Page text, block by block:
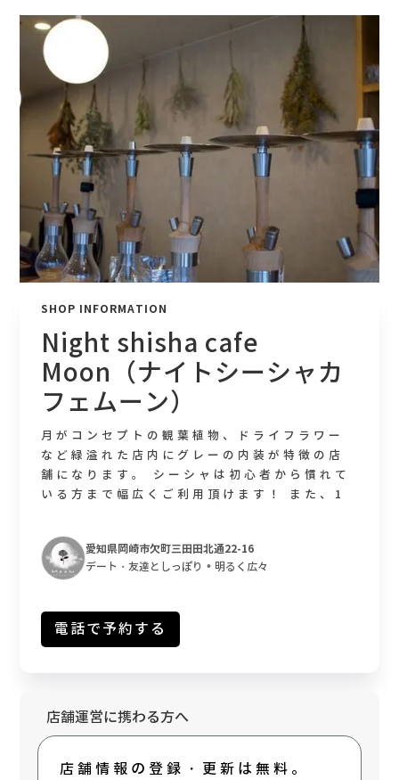
SHOP INFORMATION
Night shisha cafe
Moon（ナイトシーシャカ
フェムーン）
月がコンセプトの観葉植物、ドライフラワー
など緑溢れた店内にグレーの内装が特徴の店
舗になります。 シーシャは初心者から慣れて
いる方まで幅広くご利用頂けます！ また、1
ョンに応じて個室のご利用やカウンターなど
でゆっくりしてもらえる空間となっておりま
す❕ ぜひ一度足を運んでいただけたら嬉しいで
愛知県岡崎市欠町三田田北通22-16
デート・友達としっぽり • 明るく広々
電話で予約する
店舗運営に携わる方へ
店舗情報の登録・更新は無料。